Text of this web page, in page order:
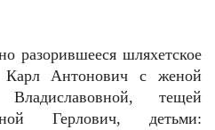
разорившееся шляхетское
Антонович с женой
тещей
Герлович, детьми: